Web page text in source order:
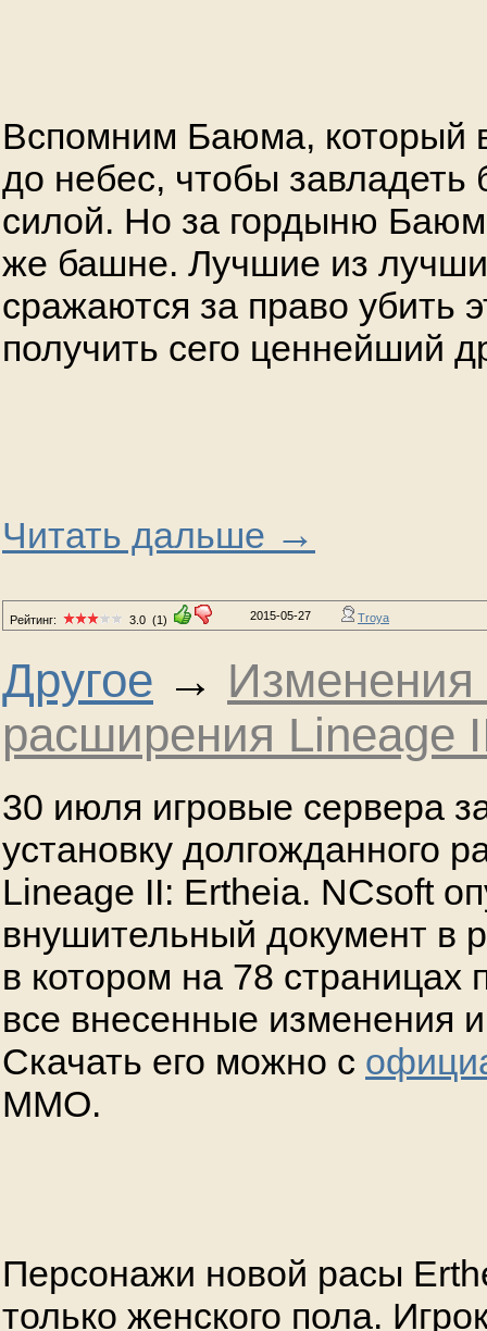
Вспомним Баюма, который
до небес, чтобы завладеть
силой. Но за гордыню
же башне. Лучшие из
сражаются за право убить
получить сего ценнейший
Читать дальше →
Рейтинг: 3.0 (1) 2015-05-27 Troya
Другое → Изменения
расширения Lineage
30 июля игровые сервера
установку долгожданного
Lineage II: Ertheia. NCsoft
внушительный документ в
в котором на 78 страницах
все внесенные изменения
Скачать его можно с
ММО.
Персонажи новой расы
только женского пола.